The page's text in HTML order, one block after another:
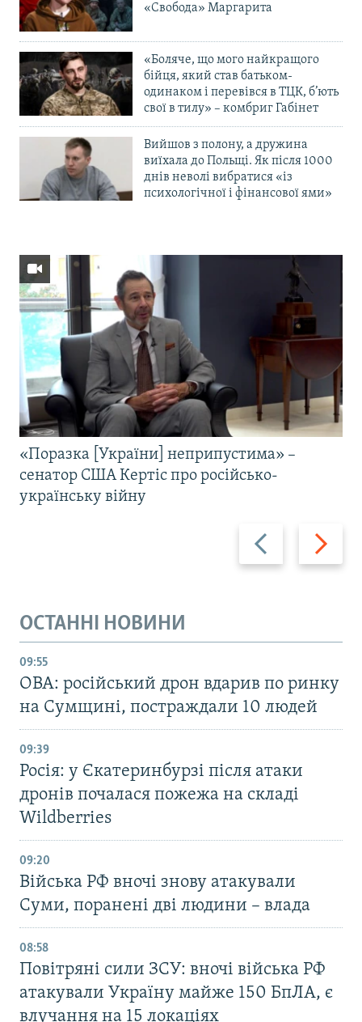
«Свобода» Маргарита
«Боляче, що мого найкращого
бійця, який став батьком-
одинаком і перевівся в ТЦК, б’ють
свої в тилу» – комбриг Габінет
Вийшов з полону, а дружина
виїхала до Польщі. Як після 1000
днів неволі вибратися «із
психологічної і фінансової ями»
Назад Вперед
«Поразка [України] неприпустима» –
сенатор США Кертіс про російсько-
українську війну
ОСТАННІ НОВИНИ
09:55
ОВА: російський дрон вдарив по ринку
на Сумщині, постраждали 10 людей
09:39
Росія: у Єкатеринбурзі після атаки
дронів почалася пожежа на складі
Wildberries
09:20
Війська РФ вночі знову атакували
Суми, поранені дві людини – влада
08:58
Повітряні сили ЗСУ: вночі війська РФ
атакували Україну майже 150 БпЛА, є
влучання на 15 локаціях